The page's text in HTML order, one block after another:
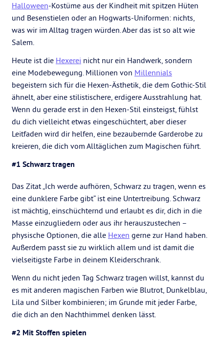
Halloween-Kostüme aus der Kindheit mit spitzen Hüten
und Besenstielen oder an Hogwarts-Uniformen: nichts,
was wir im Alltag tragen würden. Aber das ist so alt wie
Salem.
Heute ist die Hexerei nicht nur ein Handwerk, sondern
eine Modebewegung. Millionen von Millennials
begeistern sich für die Hexen-Ästhetik, die dem Gothic-Stil
ähnelt, aber eine stilistischere, erdigere Ausstrahlung hat.
Wenn du gerade erst in den Hexen-Stil einsteigst, fühlst
du dich vielleicht etwas eingeschüchtert, aber dieser
Leitfaden wird dir helfen, eine bezaubernde Garderobe zu
kreieren, die dich vom Alltäglichen zum Magischen führt.
#1 Schwarz tragen
Das Zitat „Ich werde aufhören, Schwarz zu tragen, wenn es
eine dunklere Farbe gibt“ ist eine Untertreibung. Schwarz
ist mächtig, einschüchternd und erlaubt es dir, dich in die
Masse einzugliedern oder aus ihr herauszustechen –
physische Optionen, die alle Hexen gerne zur Hand haben.
Außerdem passt sie zu wirklich allem und ist damit die
vielseitigste Farbe in deinem Kleiderschrank.
Wenn du nicht jeden Tag Schwarz tragen willst, kannst du
es mit anderen magischen Farben wie Blutrot, Dunkelblau,
Lila und Silber kombinieren; im Grunde mit jeder Farbe,
die dich an den Nachthimmel denken lässt.
#2 Mit Stoffen spielen